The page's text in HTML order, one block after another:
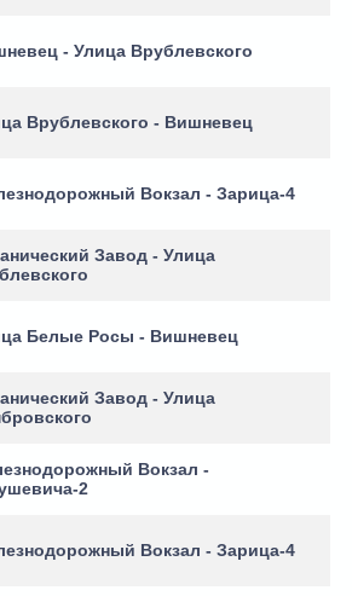
- Улица Врублевского
Врублевского - Вишневец
Вокзал - Зарица-4
Завод - Улица
Белые Росы - Вишневец
Завод - Улица
Вокзал -
2
Вокзал - Зарица-4